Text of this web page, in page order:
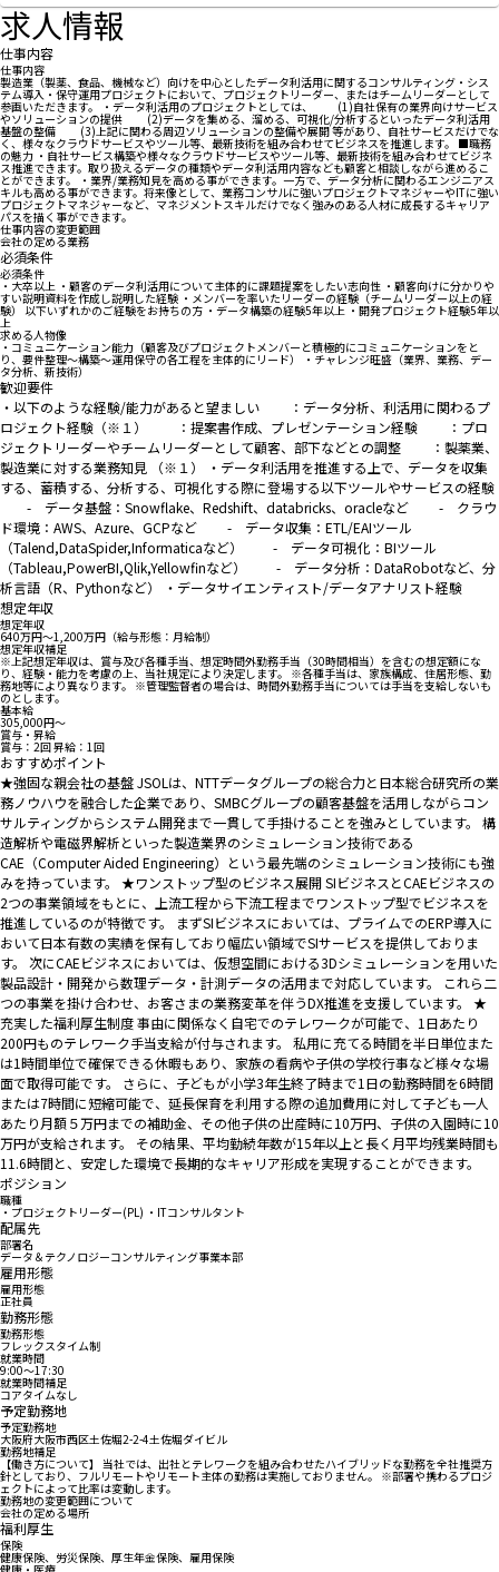
求人情報
仕事内容
仕事内容
製造業（製薬、食品、機械など）向けを中心としたデータ利活用に関するコンサルティング・シス
テム導入・保守運用プロジェクトにおいて、プロジェクトリーダー、またはチームリーダーとして
参画いただきます。 ・データ利活用のプロジェクトとしては、 (1)自社保有の業界向けサービス
やソリューションの提供 (2)データを集める、溜める、可視化/分析するといったデータ利活用
基盤の整備 (3)上記に関わる周辺ソリューションの整備や展開 等があり、自社サービスだけでな
く、様々なクラウドサービスやツール等、最新技術を組み合わせてビジネスを推進します。 ■職務
の魅力 ・自社サービス構築や様々なクラウドサービスやツール等、最新技術を組み合わせてビジネ
ス推進できます。取り扱えるデータの種類やデータ利活用内容なども顧客と相談しながら進めるこ
とができます。 ・業界/業務知見を高める事ができます。一方で、データ分析に関わるエンジニアス
キルも高める事ができます。将来像として、業務コンサルに強いプロジェクトマネジャーやITに強い
プロジェクトマネジャーなど、マネジメントスキルだけでなく強みのある人材に成長するキャリア
パスを描く事ができます。
仕事内容の変更範囲
会社の定める業務
必須条件
必須条件
・大卒以上 ・顧客のデータ利活用について主体的に課題提案をしたい志向性 ・顧客向けに分かりや
すい説明資料を作成し説明した経験 ・メンバーを率いたリーダーの経験（チームリーダー以上の経
験） 以下いずれかのご経験をお持ちの方 ・データ構築の経験5年以上 ・開発プロジェクト経験5年以
上
求める人物像
・コミュニケーション能力（顧客及びプロジェクトメンバーと積極的にコミュニケーションをと
り、要件整理～構築～運用保守の各工程を主体的にリード） ・チャレンジ旺盛（業界、業務、デー
タ分析、新技術）
歓迎要件
・以下のような経験/能力があると望ましい ：データ分析、利活用に関わるプ
ロジェクト経験（※１） ：提案書作成、プレゼンテーション経験 ：プロ
ジェクトリーダーやチームリーダーとして顧客、部下などとの調整 ：製薬業、
製造業に対する業務知見 （※１） ・データ利活用を推進する上で、データを収集
する、蓄積する、分析する、可視化する際に登場する以下ツールやサービスの経験
- データ基盤：Snowflake、Redshift、databricks、oracleなど - クラウ
ド環境：AWS、Azure、GCPなど - データ収集：ETL/EAIツール
（Talend,DataSpider,Informaticaなど） - データ可視化：BIツール
（Tableau,PowerBI,Qlik,Yellowfinなど） - データ分析：DataRobotなど、分
析言語（R、Pythonなど） ・データサイエンティスト/データアナリスト経験
想定年収
想定年収
640万円〜1,200万円（給与形態：月給制）
想定年収補足
※上記想定年収は、賞与及び各種手当、想定時間外勤務手当（30時間相当）を含むの想定額にな
り、経験・能力を考慮の上、当社規定により決定します。 ※各種手当は、家族構成、住居形態、勤
務地等により異なります。 ※管理監督者の場合は、時間外勤務手当については手当を支給しないも
のとします。
基本給
305,000円〜
賞与・昇給
賞与：2回 昇給：1回
おすすめポイント
★強固な親会社の基盤 JSOLは、NTTデータグループの総合力と日本総合研究所の業
務ノウハウを融合した企業であり、SMBCグループの顧客基盤を活用しながらコン
サルティングからシステム開発まで一貫して手掛けることを強みとしています。 構
造解析や電磁界解析といった製造業界のシミュレーション技術である
CAE（Computer Aided Engineering）という最先端のシミュレーション技術にも強
みを持っています。 ★ワンストップ型のビジネス展開 SIビジネスとCAEビジネスの
2つの事業領域をもとに、上流工程から下流工程までワンストップ型でビジネスを
推進しているのが特徴です。 まずSIビジネスにおいては、プライムでのERP導入に
おいて日本有数の実績を保有しており幅広い領域でSIサービスを提供しておりま
す。 次にCAEビジネスにおいては、仮想空間における3Dシミュレーションを用いた
製品設計・開発から数理データ・計測データの活用まで対応しています。 これら二
つの事業を掛け合わせ、お客さまの業務変革を伴うDX推進を支援しています。 ★
充実した福利厚生制度 事由に関係なく自宅でのテレワークが可能で、1日あたり
200円ものテレワーク手当支給が付与されます。 私用に充てる時間を半日単位また
は1時間単位で確保できる休暇もあり、家族の看病や子供の学校行事など様々な場
面で取得可能です。 さらに、子どもが小学3年生終了時まで1日の勤務時間を6時間
または7時間に短縮可能で、延長保育を利用する際の追加費用に対して子ども一人
あたり月額５万円までの補助金、その他子供の出産時に10万円、子供の入園時に10
万円が支給されます。 その結果、平均勤続年数が15年以上と長く月平均残業時間も
11.6時間と、安定した環境で長期的なキャリア形成を実現することができます。
ポジション
職種
・プロジェクトリーダー(PL) ・ITコンサルタント
配属先
部署名
データ＆テクノロジーコンサルティング事業本部
雇用形態
雇用形態
正社員
勤務形態
勤務形態
フレックスタイム制
就業時間
9:00〜17:30
就業時間補足
コアタイムなし
予定勤務地
予定勤務地
大阪府大阪市西区土佐堀2-2-4土佐堀ダイビル
勤務地補足
【働き方について】 当社では、出社とテレワークを組み合わせたハイブリッドな勤務を全社推奨方
針としており、フルリモートやリモート主体の勤務は実施しておりません。 ※部署や携わるプロジ
ェクトによって比率は変動します。
勤務地の変更範囲について
会社の定める場所
福利厚生
保険
健康保険、労災保険、厚生年金保険、雇用保険